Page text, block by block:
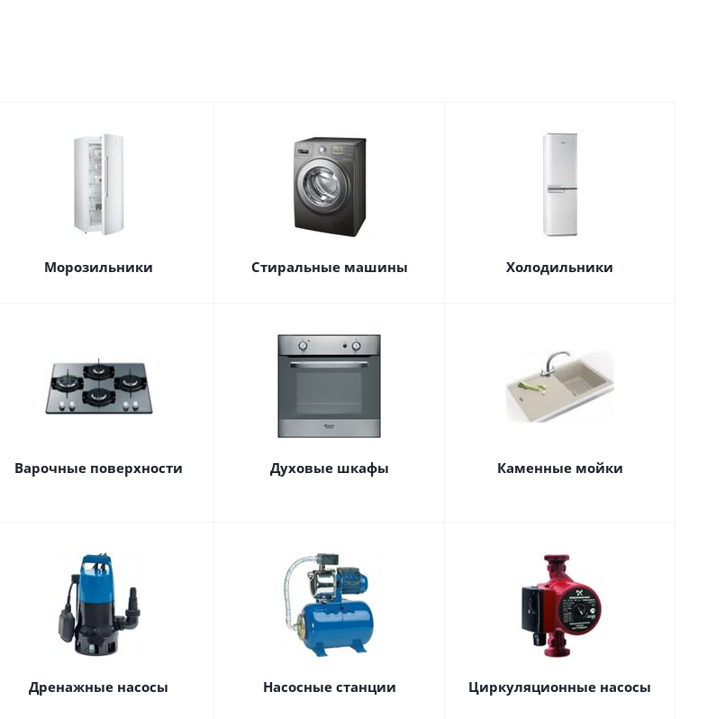
Морозильники Стиральные машины Холодильники
Варочные поверхности Духовые шкафы Каменные мойки
Дренажные насосы Насосные станции Циркуляционные насосы